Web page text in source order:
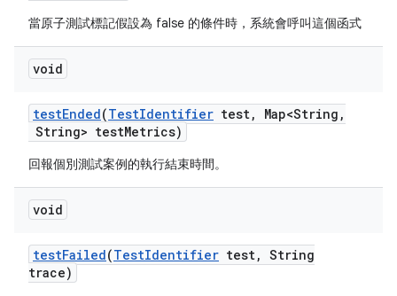
當原子測試標記假設為 false 的條件時，系統會呼叫這個函式
void
testEnded(TestIdentifier test, Map<String ,
String> testMetrics)
回報個別測試案例的執行結束時間。
void
testFailed(TestIdentifier test, String
trace)